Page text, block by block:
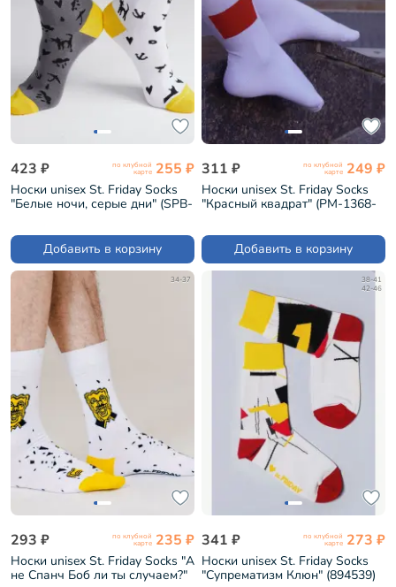
423 ₽ по клубной
карте 255 ₽
Носки unisex St. Friday Socks
"Белые ночи, серые дни" (SPB-
Добавить в корзину
311 ₽ по клубной
карте 249 ₽
Носки unisex St. Friday Socks
"Красный квадрат" (РМ-1368-
Добавить в корзину
34-37
293 ₽ по клубной
карте 235 ₽
Носки unisex St. Friday Socks "А
не Спанч Боб ли ты случаем?"
38-41
42-46
341 ₽ по клубной
карте 273 ₽
Носки unisex St. Friday Socks
"Супрематизм Клюн" (894539)